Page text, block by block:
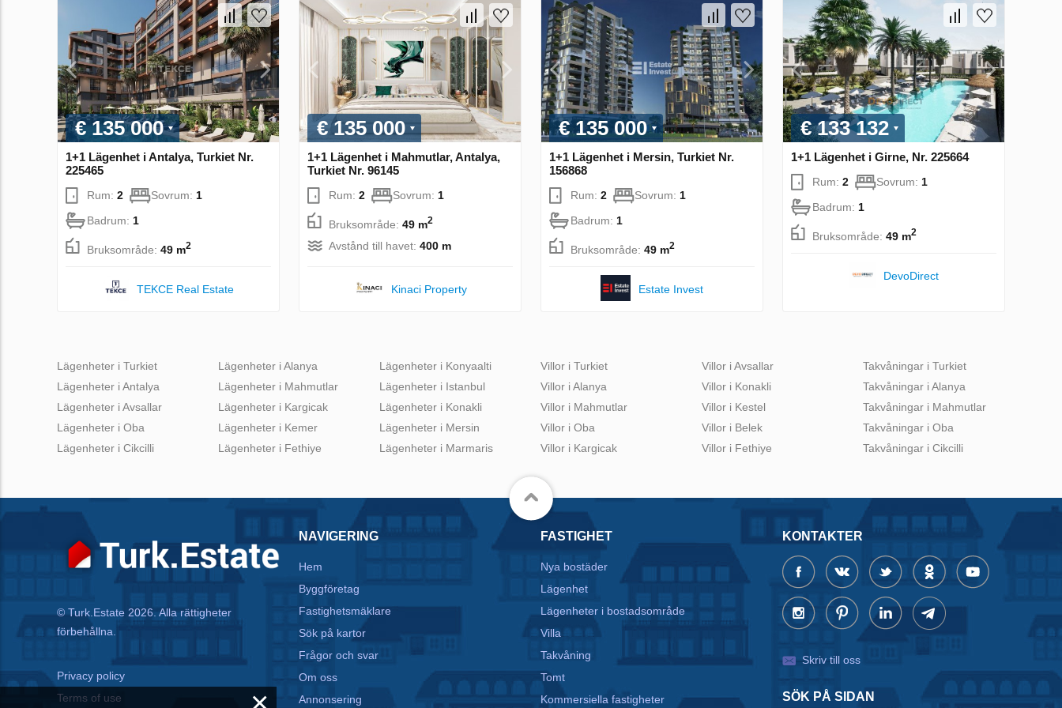
€ 135 000
1+1 Lägenhet i Antalya, Turkiet Nr.
225465
Rum: 2 Sovrum: 1
Badrum: 1
Bruksområde: 49 m2
TEKCE Real Estate
€ 135 000
1+1 Lägenhet i Mahmutlar, Antalya,
Turkiet Nr. 96145
Rum: 2 Sovrum: 1
Bruksområde: 49 m2
Avstånd till havet: 400 m
Kinaci Property
€ 135 000
1+1 Lägenhet i Mersin, Turkiet Nr.
156868
Rum: 2 Sovrum: 1
Badrum: 1
Bruksområde: 49 m2
Estate Invest
€ 133 132
1+1 Lägenhet i Girne, Nr. 225664
Rum: 2 Sovrum: 1
Badrum: 1
Bruksområde: 49 m2
DevoDirect
Lägenheter i Turkiet
Lägenheter i Antalya
Lägenheter i Avsallar
Lägenheter i Oba
Lägenheter i Cikcilli
Lägenheter i Alanya
Lägenheter i Mahmutlar
Lägenheter i Kargicak
Lägenheter i Kemer
Lägenheter i Fethiye
Lägenheter i Konyaalti
Lägenheter i Istanbul
Lägenheter i Konakli
Lägenheter i Mersin
Lägenheter i Marmaris
Villor i Turkiet
Villor i Alanya
Villor i Mahmutlar
Villor i Oba
Villor i Kargicak
Villor i Avsallar
Villor i Konakli
Villor i Kestel
Villor i Belek
Villor i Fethiye
Takvåningar i Turkiet
Takvåningar i Alanya
Takvåningar i Mahmutlar
Takvåningar i Oba
Takvåningar i Cikcilli
© Turk.Estate 2026. Alla rättigheter
förbehållna.
Privacy policy
Terms of use
NAVIGERING
Hem
Byggföretag
Fastighetsmäklare
Sök på kartor
Frågor och svar
Om oss
Annonsering
FASTIGHET
Nya bostäder
Lägenhet
Lägenheter i bostadsområde
Villa
Takvåning
Tomt
Kommersiella fastigheter
KONTAKTER
Skriv till oss
SÖK PÅ SIDAN